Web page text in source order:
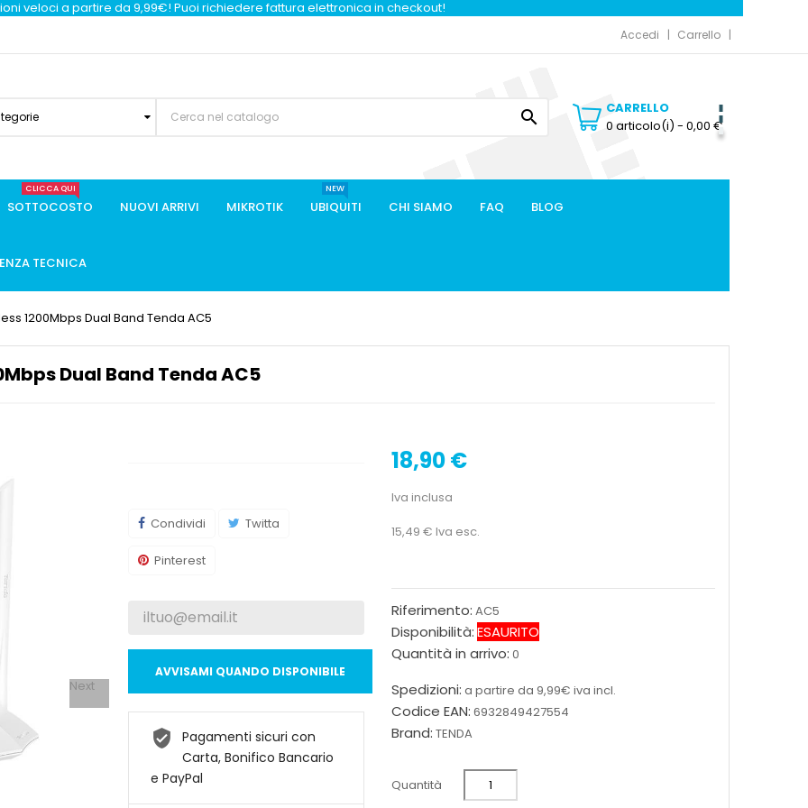
veloci a partire da 9,99€! Puoi richiedere fattura elettronica in checkout!
Accedi Carrello

CARRELLO
0 articolo(i) - 0,00 €
SOTTOCOSTO
CLICCA QUI
NUOVI ARRIVI MIKROTIK UBIQUITI
NEW
CHI SIAMO FAQ BLOG
TECNICA
1200Mbps Dual Band Tenda AC5
Dual Band Tenda AC5
Next
18,90 €
Iva inclusa
15,49 € Iva esc.
Riferimento: AC5
Disponibilità:ESAURITO
Quantità in arrivo: 0
Spedizioni: a partire da 9,99€ iva incl.
Codice EAN: 6932849427554
Brand: TENDA
Quantità
Condividi Twitta
Pinterest
AVVISAMI QUANDO DISPONIBILE
Pagamenti sicuri con
Carta, Bonifico Bancario
e PayPal